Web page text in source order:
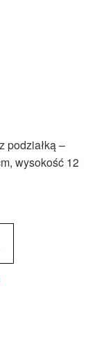
podziałką –
wysokość 12